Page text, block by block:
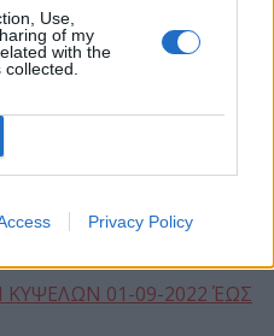
Use,
of my
with the
Privacy Policy
της οδού